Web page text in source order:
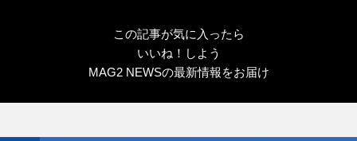
この記事が気に入ったら
いいね！しよう
MAG2 NEWSの最新情報をお届け